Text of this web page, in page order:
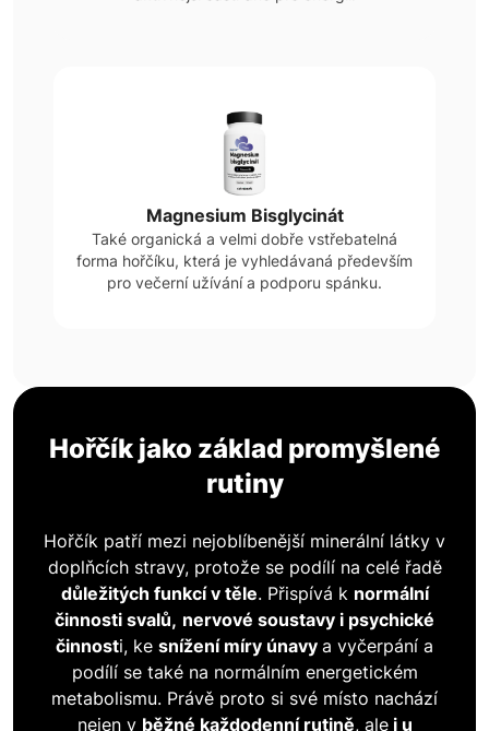
Magnesium Bisglycinát
Také organická a velmi dobře vstřebatelná
forma hořčíku, která je vyhledávaná především
pro večerní užívání a podporu spánku.
Hořčík jako základ promyšlené
rutiny
Hořčík patří mezi nejoblíbenější minerální látky v
doplňcích stravy, protože se podílí na celé řadě
důležitých funkcí v těle. Přispívá k normální
činnosti svalů, nervové soustavy i psychické
činnosti, ke snížení míry únavy a vyčerpání a
podílí se také na normálním energetickém
metabolismu. Právě proto si své místo nachází
nejen v běžné každodenní rutině, alei u